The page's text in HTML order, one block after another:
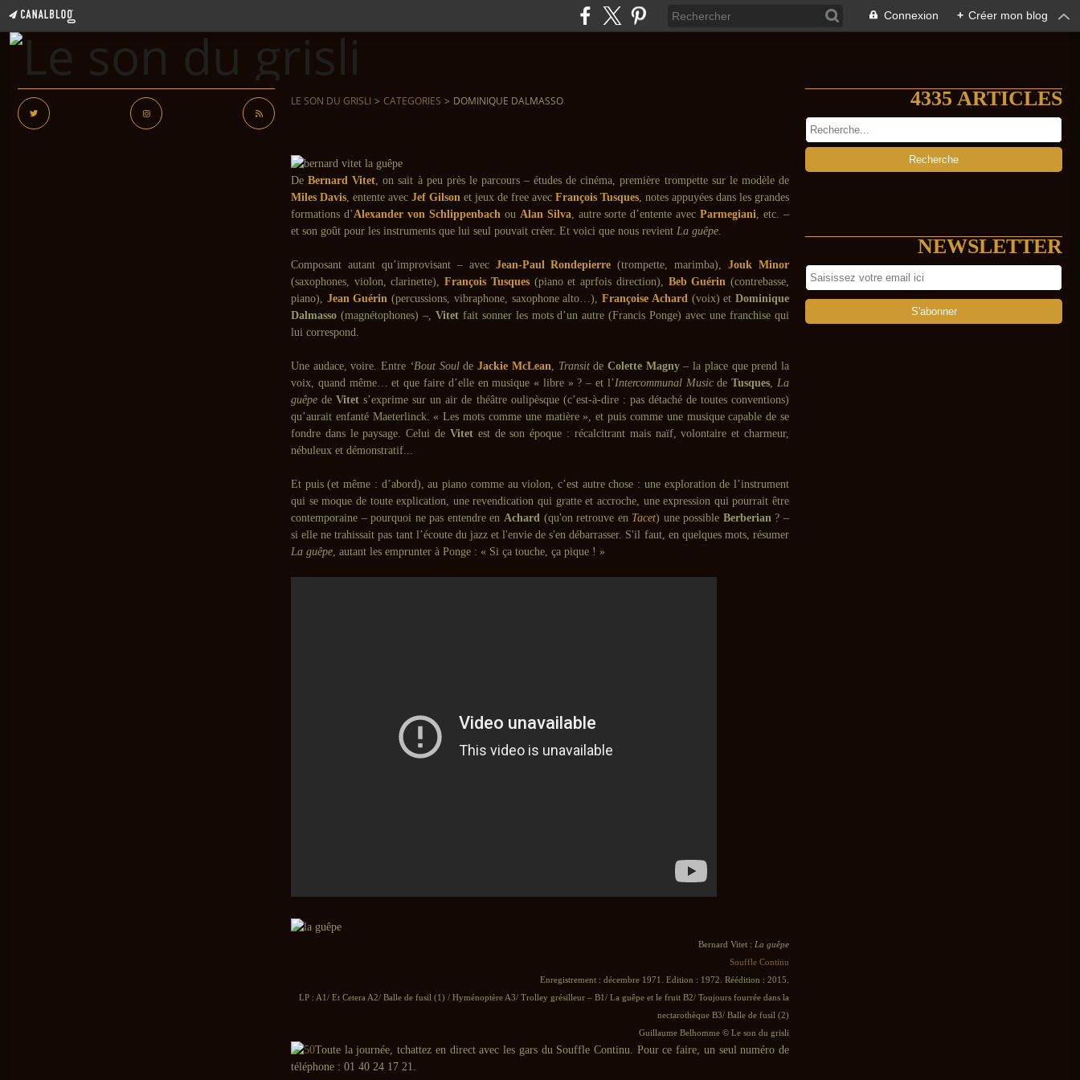
Connexion + Créer mon blog
LE SON DU GRISLI > CATEGORIES > DOMINIQUE DALMASSO
DeBernard Vitet, on sait à peu près le parcours – études de cinéma, première trompette sur le modèle de
Miles Davis, entente avec Jef Gilson et jeux de free avec François Tusques, notes appuyées dans les grandes
formations d’Alexander von Schlippenbachou Alan Silva, autre sorte d’entente avecParmegiani, etc. –
et son goût pour les instruments que lui seul pouvait créer. Et voici que nous revient La guêpe.
Composant autant qu’improvisant – avecJean-Paul Rondepierre (trompette, marimba),Jouk Minor
(saxophones, violon, clarinette), François Tusques(piano et aprfois direction), Beb Guérin (contrebasse,
piano), Jean Guérin (percussions, vibraphone, saxophone alto…),Françoise Achard(voix) etDominique
Dalmasso (magnétophones) –, Vitetfait sonner les mots d’un autre (Francis Ponge) avec une franchise qui
lui correspond.
Une audace, voire. Entre ‘Bout Soulde Jackie McLean, Transitde Colette Magny– la place que prend la
voix, quand même… et que faire d’elle en musique « libre » ? – et l’Intercommunal MusicdeTusques,La
guêpe deVitet s’exprime sur un air de théâtre oulipèsque (c’est-à-dire : pas détaché de toutes conventions)
qu’aurait enfanté Maeterlinck. « Les mots comme une matière », et puis comme une musique capable de se
fondre dans le paysage. Celui de Vitetest de son époque : récalcitrant mais naïf, volontaire et charmeur,
nébuleux et démonstratif...
Et puis (et même : d’abord), au piano comme au violon, c’est autre chose : une exploration de l’instrument
qui se moque de toute explication, une revendication qui gratte et accroche, une expression qui pourrait être
contemporaine – pourquoi ne pas entendre en Achard(qu'on retrouve en Tacet) une possible Berberian? –
si elle ne trahissait pas tant l’écoute du jazz et l'envie de s'en débarrasser. S'il faut, en quelques mots, résumer
La guêpe, autant les emprunter à Ponge : « Si ça touche, ça pique ! »
Bernard Vitet : La guêpe
Souffle Continu
Enregistrement : décembre 1971. Edition : 1972. Réédition : 2015.
LP : A1/ Et Cetera A2/ Balle de fusil (1) / Hyménoptère A3/ Trolley grésilleur – B1/ La guêpe et le fruit B2/ Toujours fourrée dans la
nectarothèque B3/ Balle de fusil (2)
Guillaume Belhomme © Le son du grisli
Toute la journée, tchattez en direct avec les gars du Souffle Continu. Pour ce faire, un seul numéro de
téléphone : 01 40 24 17 21.
4335 ARTICLES
NEWSLETTER